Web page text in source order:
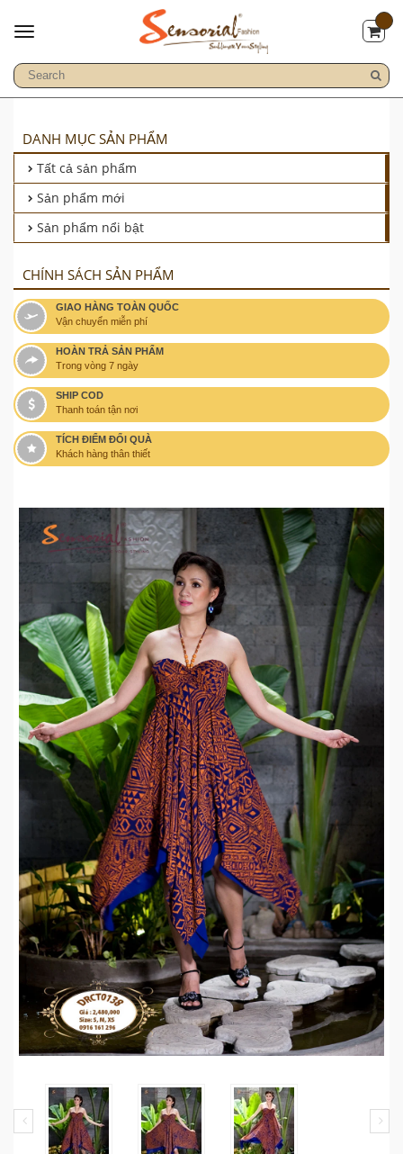
DANH MỤC SẢN PHẨM
Tất cả sản phẩm
Sản phẩm mới
Sản phẩm nổi bật
CHÍNH SÁCH SẢN PHẨM
GIAO HÀNG TOÀN QUỐC
Vận chuyển miễn phí
HOÀN TRẢ SẢN PHẨM
Trong vòng 7 ngày
SHIP COD
Thanh toán tận nơi
TÍCH ĐIỂM ĐỔI QUÀ
Khách hàng thân thiết